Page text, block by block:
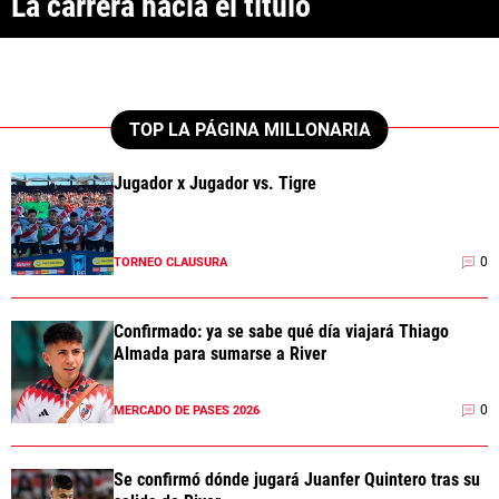
ANÁLISIS TÁCTICO
NOTICIAS
GUÍAS
CÓDIGOS
PRONÓSTICOS
APUESTA DEL DÍA
ESCRIBÍ EN LA PÁGINA MILLONARIAAPUESTAS
La Página Millonaria es un sitio no oficial, creado por socios e
hinchas de River y no tiene afiliación alguna con el club Atlético River
Plate.
Esta sección no tiene relación alguna con el club. Para visitar el sitio
TOP LA PÁGINA MILLONARIA
Jugador x Jugador vs. Tigre
TORNEO CLAUSURA 0
Confirmado: ya se sabe qué día viajará Thiago
Almada para sumarse a River
MERCADO DE PASES 2026 0
Se confirmó dónde jugará Juanfer Quintero tras su